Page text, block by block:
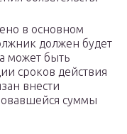
в основном
должен будет
может быть
сроков действия
внести
суммы